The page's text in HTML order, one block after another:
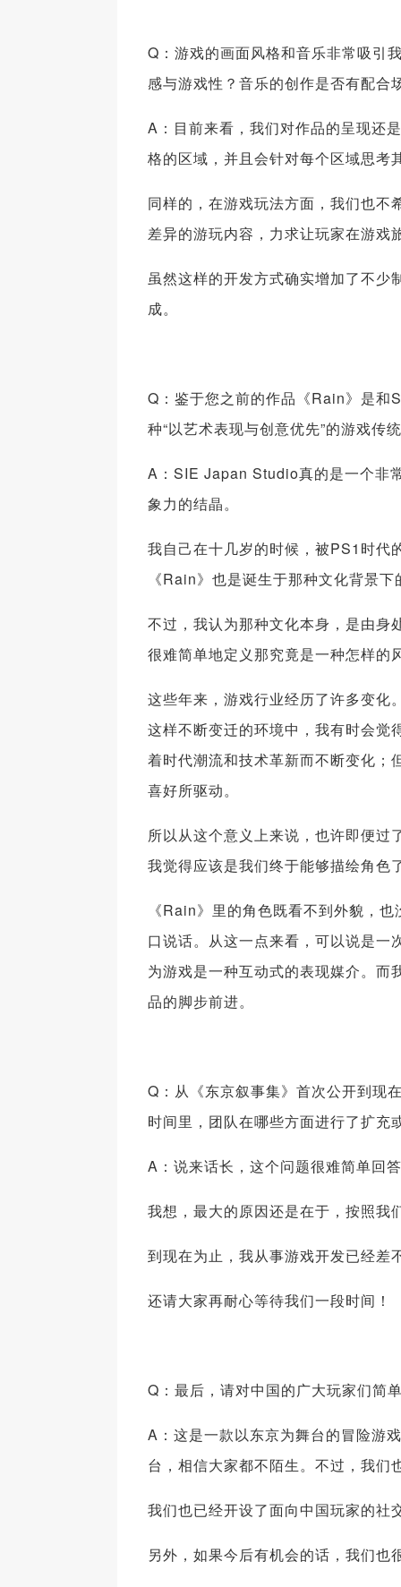
Q：游戏的画面风格和音乐非常吸引
感与游戏性？音乐的创作是否有配合
A：目前来看，我们对作品的呈现还
格的区域，并且会针对每个区域思考
同样的，在游戏玩法方面，我们也不
差异的游玩内容，力求让玩家在游戏
虽然这样的开发方式确实增加了不少
成。
Q：鉴于您之前的作品《Rain》是和
种“以艺术表现与创意优先”的游戏传
A：SIE Japan Studio真的是一个非
象力的结晶。
我自己在十几岁的时候，被PS1时代
《Rain》也是诞生于那种文化背景
不过，我认为那种文化本身，是由身
很难简单地定义那究竟是一种怎样的
这些年来，游戏行业经历了许多变化
这样不断变迁的环境中，我有时会觉
着时代潮流和技术革新而不断变化；
喜好所驱动。
所以从这个意义上来说，也许即便过
我觉得应该是我们终于能够描绘角色
《Rain》里的角色既看不到外貌，
口说话。从这一点来看，可以说是一
为游戏是一种互动式的表现媒介。
品的脚步前进。
Q：从《东京叙事集》首次公开到现
时间里，团队在哪些方面进行了扩充
A：说来话长，这个问题很难简单回
我想，最大的原因还是在于，按照我
到现在为止，我从事游戏开发已经
还请大家再耐心等待我们一段时间！
Q：最后，请对中国的广大玩家们简
A：这是一款以东京为舞台的冒险游
台，相信大家都不陌生。不过，我们
我们也已经开设了面向中国玩家的社
另外，如果今后有机会的话，我们